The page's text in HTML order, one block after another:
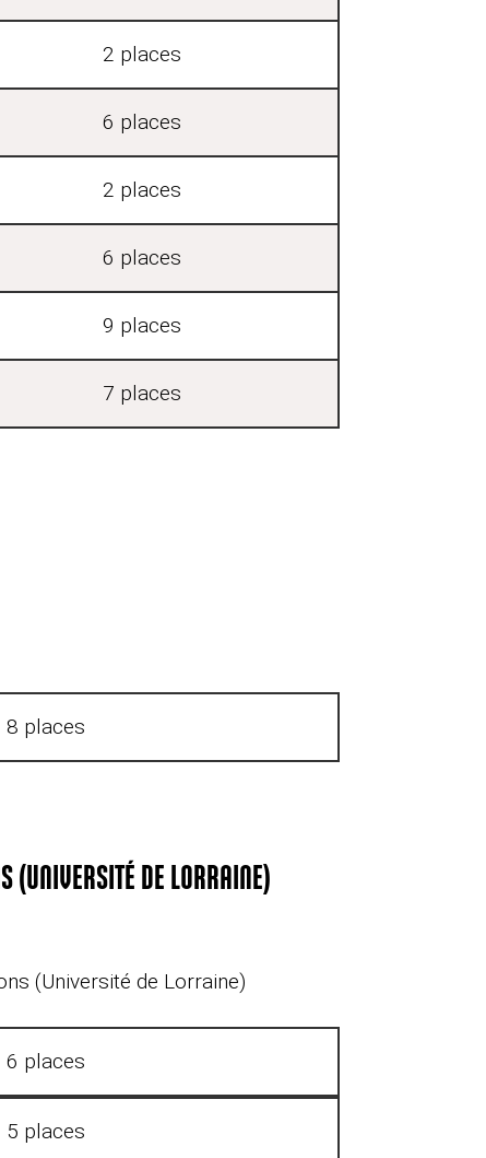
2 places
6 places
2 places
6 places
9 places
7 places
8 places
(UNIVERSITÉ DE LORRAINE)
(Université de Lorraine)
6 places
5 places